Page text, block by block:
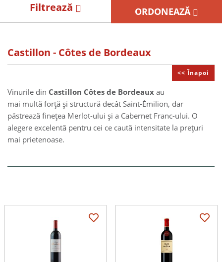
Filtrează ORDONEAZĂ
Castillon - Côtes de Bordeaux
<< Înapoi
Vinurile din Castillon Côtes de Bordeaux au
mai multă forță și structură decât Saint-Émilion, dar
păstrează finețea Merlot-ului și a Cabernet Franc-ului. O
alegere excelentă pentru cei ce caută intensitate la prețuri
mai prietenoase.